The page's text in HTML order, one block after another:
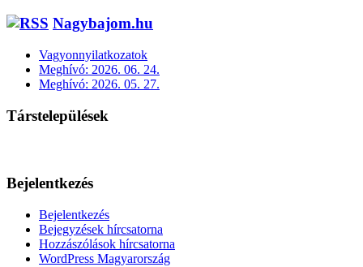
Nagybajom.hu
Vagyonnyilatkozatok
Meghívó: 2026. 06. 24.
Meghívó: 2026. 05. 27.
Társtelepülések
Bejelentkezés
Bejelentkezés
Bejegyzések hírcsatorna
Hozzászólások hírcsatorna
WordPress Magyarország